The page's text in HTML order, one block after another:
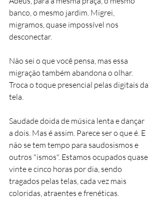
banco, o mesmo jardim. Migrei,
migramos, quase impossível nos
desconectar.
Não sei o que você pensa, mas essa
migração também abandona o olhar.
Troca o toque presencial pelas digitais da
tela.
Saudade doida de música lenta e dançar
a dois. Mas é assim. Parece ser o que é. E
não se tem tempo para saudosismos e
outros "ismos". Estamos ocupados quase
vinte e cinco horas por dia, sendo
tragados pelas telas, cada vez mais
coloridas, atraentes e frenéticas.